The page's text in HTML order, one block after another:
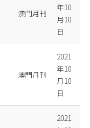
澳門月刊
年10
月10
日
澳門月刊
2021
年10
月10
日
2021